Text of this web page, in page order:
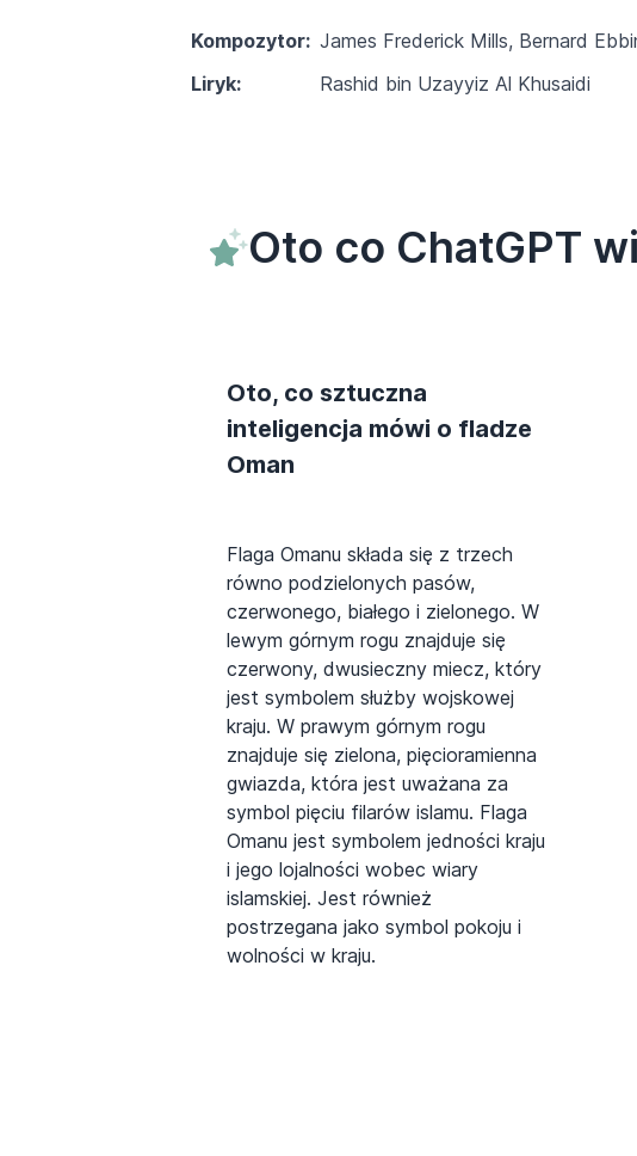
Kompozytor: James Frederick Mills, Bernard
Liryk:
Rashid bin Uzayyiz Al Khusaidi
Oto co ChatGPT
Oto, co sztuczna
inteligencja mówi o fladze
Oman
Flaga Omanu składa się z trzech
równo podzielonych pasów,
czerwonego, białego i zielonego. W
lewym górnym rogu znajduje się
czerwony, dwusieczny miecz, który
jest symbolem służby wojskowej
kraju. W prawym górnym rogu
znajduje się zielona, pięcioramienna
gwiazda, która jest uważana za
symbol pięciu filarów islamu. Flaga
Omanu jest symbolem jedności kraju
i jego lojalności wobec wiary
islamskiej. Jest również
postrzegana jako symbol pokoju i
wolności w kraju.